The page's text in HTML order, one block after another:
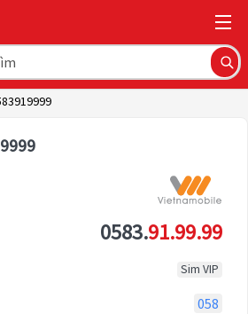
0583.91.99.99
Sim VIP
058